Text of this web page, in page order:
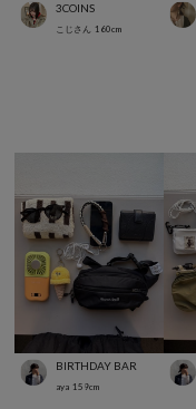
3COINS
こじさん 160cm
BIRTHDAY BAR
aya 159cm